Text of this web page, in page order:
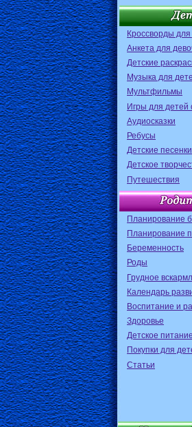
Кроссворды для
Анкета для
Детские
Музыка для
Мультфильмы
Игры для детей
Аудиосказки
Ребусы
Детские песенки
Детское
Путешествия
Планирование
Планирование
Беременность
Роды
Грудное
Календарь
Воспитание и
Здоровье
Детское питание
Покупки для
Статьи